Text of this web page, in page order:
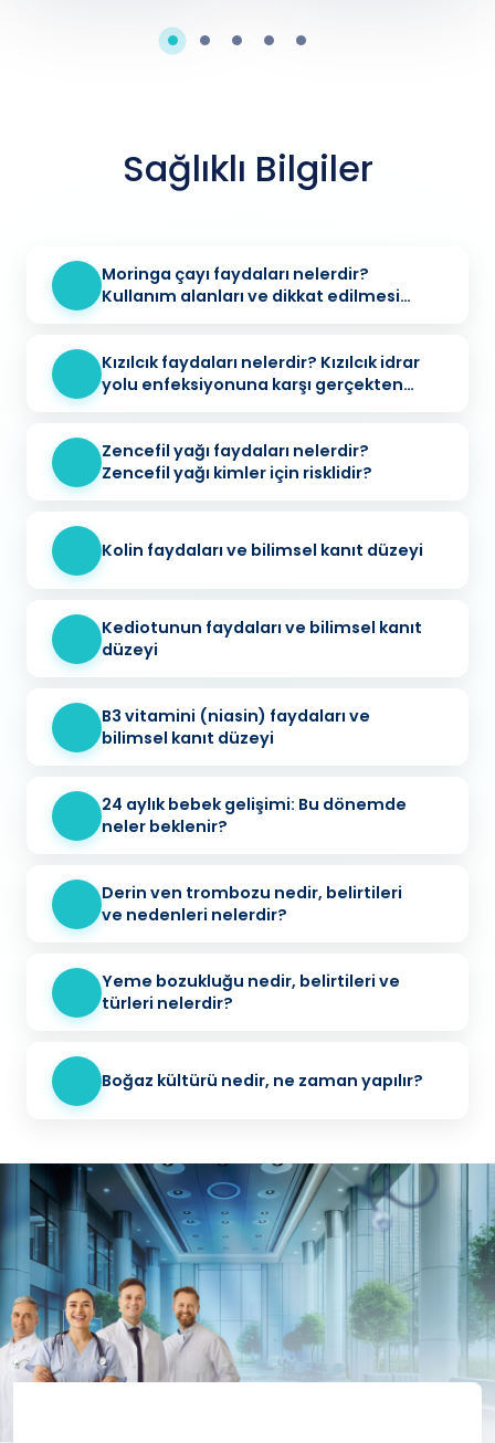
Sağlıklı Bilgiler
Moringa çayı faydaları nelerdir?
Kullanım alanları ve dikkat edilmesi
Kızılcık faydaları nelerdir? Kızılcık idrar
yolu enfeksiyonuna karşı gerçekten
Zencefil yağı faydaları nelerdir?
Zencefil yağı kimler için risklidir?
Kolin faydaları ve bilimsel kanıt düzeyi
Kediotunun faydaları ve bilimsel kanıt
düzeyi
B3 vitamini (niasin) faydaları ve
bilimsel kanıt düzeyi
24 aylık bebek gelişimi: Bu dönemde
neler beklenir?
Derin ven trombozu nedir, belirtileri
ve nedenleri nelerdir?
Yeme bozukluğu nedir, belirtileri ve
türleri nelerdir?
Boğaz kültürü nedir, ne zaman yapılır?